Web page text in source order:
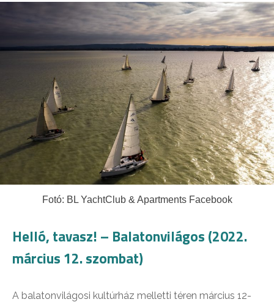
Fotó: BL YachtClub & ApartmentsFacebook
Helló, tavasz! – Balatonvilágos (2022.
március 12. szombat)
A balatonvilágosi kultúrház melletti téren március 12-